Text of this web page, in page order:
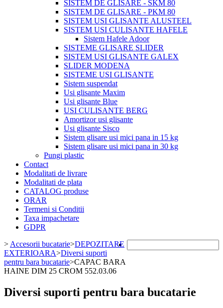
SISTEM DE GLISARE - SKM 80
SISTEM DE GLISARE - PKM 80
SISTEM USI GLISANTE ALUSTEEL
SISTEM USI CULISANTE HAFELE
Sistem Hafele Adoor
SISTEME GLISARE SLIDER
SISTEM USI GLISANTE GALEX
SLIDER MODENA
SISTEME USI GLISANTE
Sistem suspendat
Usi glisante Maxim
Usi glisante Blue
USI CULISANTE BERG
Amortizor usi glisante
Usi glisante Sisco
Sistem glisare usi mici pana in 15 kg
Sistem glisare usi mici pana in 30 kg
Pungi plastic
Contact
Modalitati de livrare
Modalitati de plata
CATALOG produse
ORAR
Termeni si Conditii
Taxa impachetare
GDPR
> Accesorii bucatarie>DEPOZITARE
EXTERIOARA>Diversi suporti
pentru bara bucatarie>CAPAC BARA
HAINE DIM 25 CROM 552.03.06
Diversi suporti pentru bara bucatarie